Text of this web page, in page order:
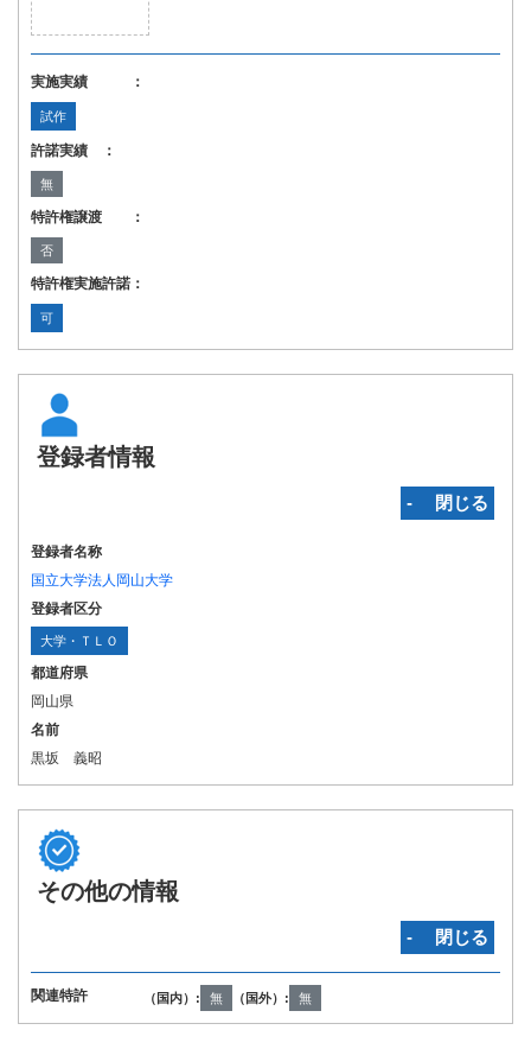
実施実績 ：
試作
許諾実績 ：
無
特許権譲渡 ：
否
特許権実施許諾：
可
登録者情報
‐ 閉じる
登録者名称
国立大学法人岡山大学
登録者区分
大学・ＴＬＯ
都道府県
岡山県
名前
黒坂 義昭
その他の情報
‐ 閉じる
関連特許 （国内）: 無 （国外）: 無